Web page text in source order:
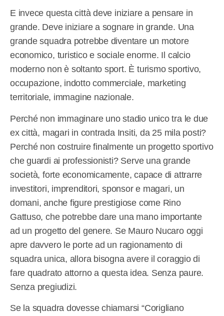
E invece questa città deve iniziare a pensare in
grande. Deve iniziare a sognare in grande. Una
grande squadra potrebbe diventare un motore
economico, turistico e sociale enorme. Il calcio
moderno non è soltanto sport. È turismo sportivo,
occupazione, indotto commerciale, marketing
territoriale, immagine nazionale.
Perché non immaginare uno stadio unico tra le due
ex città, magari in contrada Insiti, da 25 mila posti?
Perché non costruire finalmente un progetto sportivo
che guardi ai professionisti? Serve una grande
società, forte economicamente, capace di attrarre
investitori, imprenditori, sponsor e magari, un
domani, anche figure prestigiose come Rino
Gattuso, che potrebbe dare una mano importante
ad un progetto del genere. Se Mauro Nucaro oggi
apre davvero le porte ad un ragionamento di
squadra unica, allora bisogna avere il coraggio di
fare quadrato attorno a questa idea. Senza paure.
Senza pregiudizi.
Se la squadra dovesse chiamarsi “Corigliano